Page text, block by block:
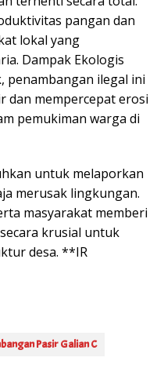
pangan dan
lokal yang
Dampak Ekologis
penambangan ilegal ini
dan mempercepat erosi
pemukiman warga di
untuk melaporkan
merusak lingkungan.
masyarakat memberi
krusial untuk
desa. **IR
Pasir Galian C